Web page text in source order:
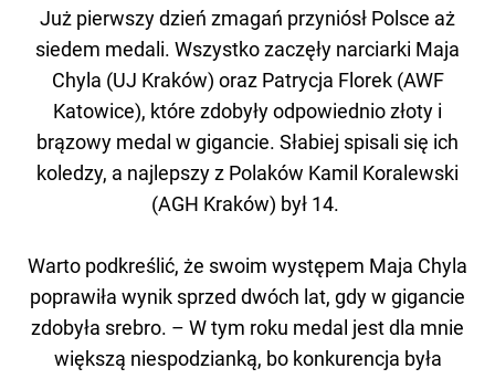
Już pierwszy dzień zmagań przyniósł Polsce aż
siedem medali. Wszystko zaczęły narciarki Maja
Chyla (UJ Kraków) oraz Patrycja Florek (AWF
Katowice), które zdobyły odpowiednio złoty i
brązowy medal w gigancie. Słabiej spisali się ich
koledzy, a najlepszy z Polaków Kamil Koralewski
(AGH Kraków) był 14.
Warto podkreślić, że swoim występem Maja Chyla
poprawiła wynik sprzed dwóch lat, gdy w gigancie
zdobyła srebro. – W tym roku medal jest dla mnie
większą niespodzianką, bo konkurencja była